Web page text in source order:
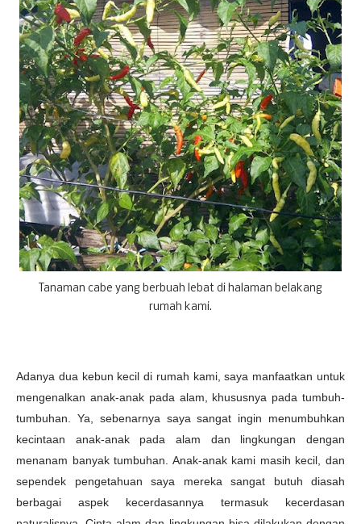
Tanaman cabe yang berbuah lebat di halaman belakang
rumah kami.
Adanya dua kebun kecil di rumah kami, saya manfaatkan untuk
mengenalkan anak-anak pada alam, khususnya pada tumbuh-
tumbuhan. Ya, sebenarnya saya sangat ingin menumbuhkan
kecintaan anak-anak pada alam dan lingkungan dengan
menanam banyak tumbuhan. Anak-anak kami masih kecil, dan
sependek pengetahuan saya mereka sangat butuh diasah
berbagai aspek kecerdasannya termasuk kecerdasan